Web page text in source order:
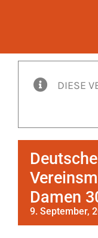
DIESE
Deutsche
Damen
9. September,